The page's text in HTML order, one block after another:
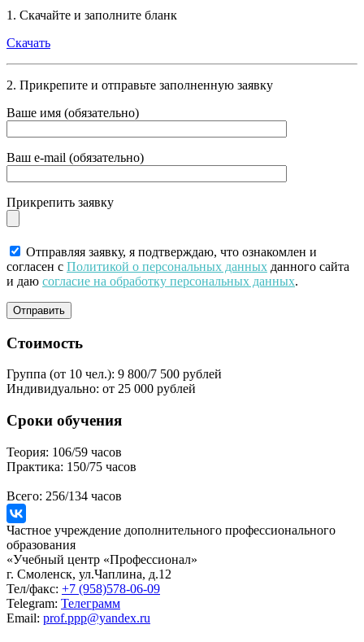
1. Скачайте и заполните бланк
Скачать
2. Прикрепите и отправьте заполненную заявку
Ваше имя (обязательно)
Ваш e-mail (обязательно)
Прикрепить заявку
Отправляя заявку, я подтверждаю, что ознакомлен и
согласен с Политикой о персональных данных данного сайта
и даю согласие на обработку персональных данных.
Стоимость
Группа (от 10 чел.): 9 800/7 500 рублей
Индивидуально: от 25 000 рублей
Сроки обучения
Теория: 106/59 часов
Практика: 150/75 часов
Всего: 256/134 часов
Частное учреждение дополнительного профессионального
образования
«Учебный центр «Профессионал»
г. Смоленск, ул.Чаплина, д.12
Тел/факс: +7 (958)578-06-09
Telegram: Телеграмм
Email: prof.ppp@yandex.ru